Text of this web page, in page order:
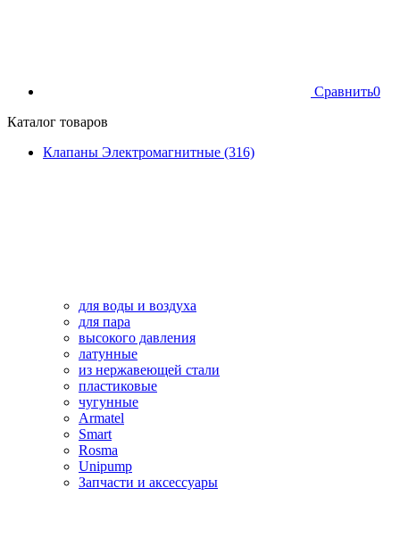
Сравнить0
Каталог товаров
Клапаны Электромагнитные (316)
для воды и воздуха
для пара
высокого давления
латунные
из нержавеющей стали
пластиковые
чугунные
Armatel
Smart
Rosma
Unipump
Запчасти и аксессуары